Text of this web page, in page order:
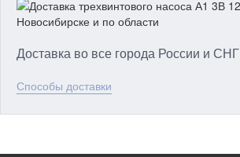
Доставка во все города России и СНГ
Способы доставки